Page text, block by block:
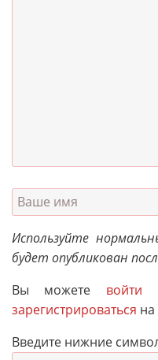
Используйте
будет опубликован
Вы можете войти
зарегистрироваться на
Введите нижние